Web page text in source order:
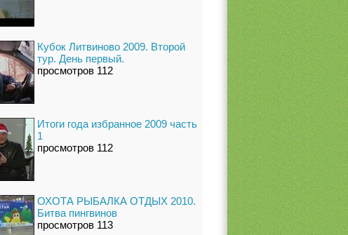
Кубок Литвиново 2009. Второй
тур. День первый.
просмотров 112
Итоги года избранное 2009 часть
1
просмотров 112
ОХОТА РЫБАЛКА ОТДЫХ 2010.
Битва пингвинов
просмотров 113